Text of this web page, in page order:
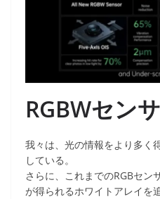
RGBWセン
我々は、光の情報をより多く
している。
さらに、これまでのRGBセン
が得られるホワイトアレイを